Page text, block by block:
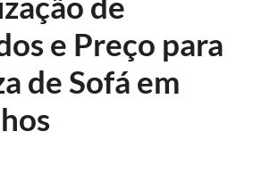
e Preço para
de Sofá em